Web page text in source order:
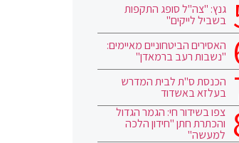
גנץ: "צה"ל סופג התקפות
בשביל לייקים"
האסירים הביטחוניים מאיימים:
"נשבות רעב ברמאדן"
הכנסת ס"ת לבית המדרש
בעלזא באשדוד
צפו בשידור חי: הגמר הגדול
והכתרת חתן "חידון הלכה
למעשה"